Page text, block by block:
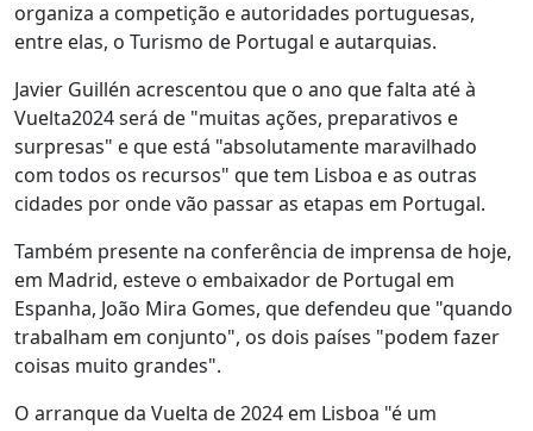
organiza a competição e autoridades portuguesas,
entre elas, o Turismo de Portugal e autarquias.
Javier Guillén acrescentou que o ano que falta até à
Vuelta2024 será de "muitas ações, preparativos e
surpresas" e que está "absolutamente maravilhado
com todos os recursos" que tem Lisboa e as outras
cidades por onde vão passar as etapas em Portugal.
Também presente na conferência de imprensa de hoje,
em Madrid, esteve o embaixador de Portugal em
Espanha, João Mira Gomes, que defendeu que "quando
trabalham em conjunto", os dois países "podem fazer
coisas muito grandes".
O arranque da Vuelta de 2024 em Lisboa "é um